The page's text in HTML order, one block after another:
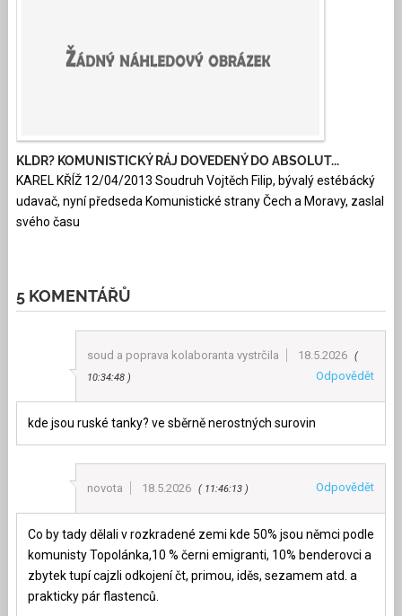
KLDR? KOMUNISTICKÝ RÁJ DOVEDENÝ DO ABSOLUT...
KAREL KŘÍŽ 12/04/2013 Soudruh Vojtěch Filip, bývalý estébácký
udavač, nyní předseda Komunistické strany Čech a Moravy, zaslal
svého času
5 KOMENTÁŘŮ
soud a poprava kolaboranta vystrčila 18.5.2026
10:34:48 Odpovědět
kde jsou ruské tanky? ve sběrně nerostných surovin
novota 18.5.2026 11:46:13 Odpovědět
Co by tady dělali v rozkradené zemi kde 50% jsou němci podle
komunisty Topolánka,10 % černi emigranti, 10% benderovci a
zbytek tupí cajzli odkojení čt, primou, iděs, sezamem atd. a
prakticky pár flastenců.